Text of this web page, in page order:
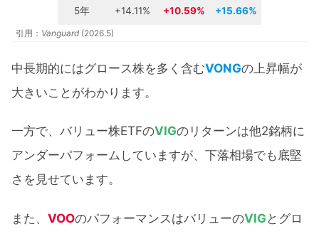
5年 +14.11% +10.59% +15.66%
引用： Vanguard (2026.5)
中長期的にはグロース株を多く含むVONGの上昇幅が
大きいことがわかります。
一方で、バリュー株ETFのVIGのリターンは他2銘柄に
アンダーパフォームしていますが、下落相場でも底堅
さを見せています。
また、 VOOのパフォーマンスはバリューのVIG とグロ